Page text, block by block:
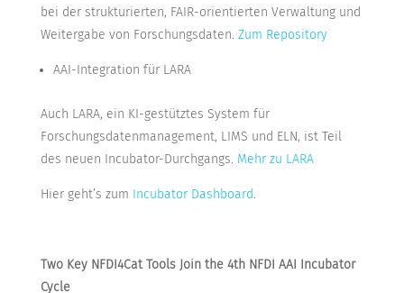
bei der strukturierten, FAIR-orientierten Verwaltung und
Weitergabe von Forschungsdaten. Zum Repository
AAI-Integration für LARA
Auch LARA, ein KI-gestütztes System für
Forschungsdatenmanagement, LIMS und ELN, ist Teil
des neuen Incubator-Durchgangs. Mehr zu LARA
Hier geht’s zum Incubator Dashboard.
Two Key NFDI4Cat Tools Join the 4th NFDI AAI Incubator
Cycle